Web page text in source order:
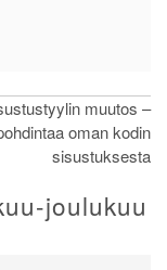
muutos –
oman kodin
sisustuksesta
joulukuu